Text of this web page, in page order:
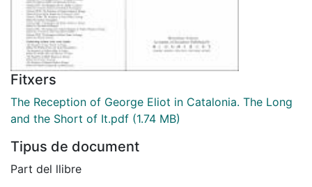
Fitxers
The Reception of George Eliot in Catalonia. The Long
and the Short of It.pdf (1.74 MB)
Tipus de document
Part del llibre